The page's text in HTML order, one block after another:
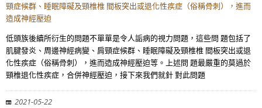
頸症候群、睡眠障礙及頸椎椎 間板突出或退化性疾症（俗稱骨刺），進而
造成神經壓迫
低頭族後續所衍生的問題不單單是令人詬病的視力問題，這些問 題包括了
肌腱發炎、周邊神經病變、肩頸症候群、睡眠障礙及頸椎椎 間板突出或退
化性疾症（俗稱骨刺），進而造成神經壓迫等。上述問 題最嚴重的莫過於
頸椎退化性疾症，合併神經壓迫，接下來我們就針 對此問題
2021-05-22